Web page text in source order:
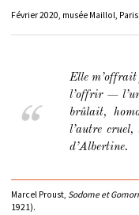
Février 2020, musée Maillol, Paris.
Elle
l’offrir —
brûlait,
l’autre cruel,
d’Albertine.
Marcel Proust, Sodome et
1921).